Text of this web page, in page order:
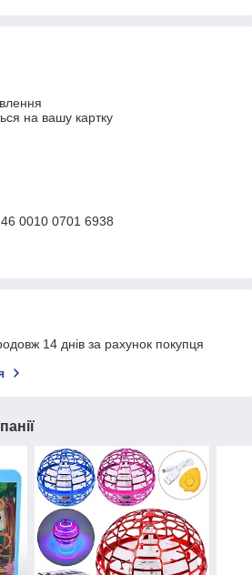
на вашу картку
0010 0701 6938
14 днів за рахунок покупця